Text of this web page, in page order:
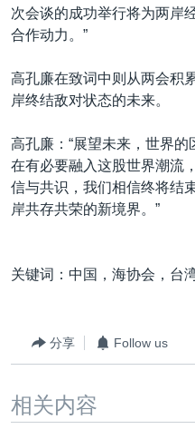
次会谈的成功举行将为两岸
合作动力。”
高孔廉在致词中则从两会积
岸终结敌对状态的未来。
高孔廉：“展望未来，世界
在有必要融入这股世界潮流
信与共识，我们相信终将结
岸共存共荣的新境界。”
关键词：中国，海协会，台
分享 Follow us
相关内容